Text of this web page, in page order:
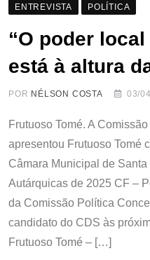
ENTREVISTA POLÍTICA
“O poder
está à altura
POR NÉLSON COSTA 03/
Frutuoso Tomé. A
apresentou Frutuoso Tomé
Câmara Municipal de
Autárquicas de 2025 CF –
da Comissão Política
candidato do CDS às
Frutuoso Tomé – […]